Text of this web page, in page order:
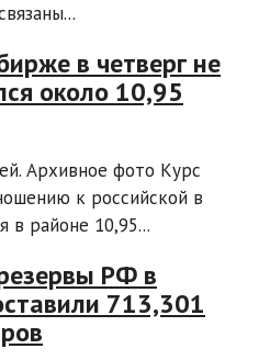
в четверг не
около 10,95
Архивное фото Курс
к российской в
в районе 10,95...
РФ в
713,301